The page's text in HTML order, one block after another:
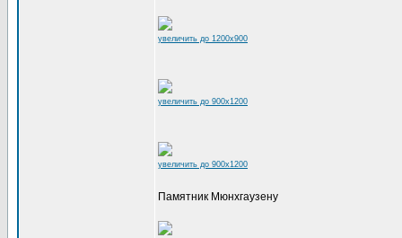
увеличить до 1200x900
увеличить до 900x1200
увеличить до 900x1200
Памятник Мюнхгаузену